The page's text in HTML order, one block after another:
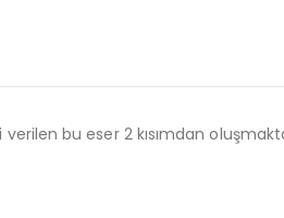
bu eser 2 kısımdan